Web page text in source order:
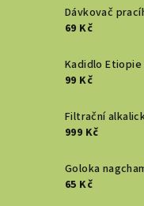
Dávkovač
69 Kč
Kadidlo
99 Kč
Filtrační
999 Kč
Goloka
65 Kč